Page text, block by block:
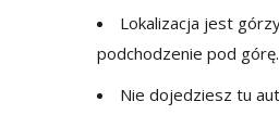
Lokalizacja jest
podchodzenie pod górę.
Nie dojedziesz tu